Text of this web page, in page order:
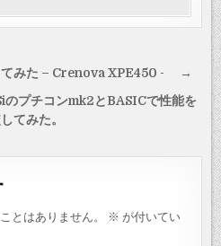
てみた – Crenova XPE450 - →
プチコンmk2とBASICで性能を
てみた。
とはありません。 ※ が付いてい